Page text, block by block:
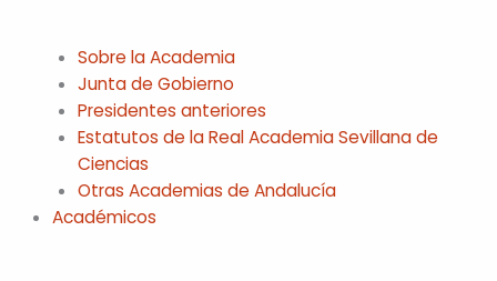
Sobre la Academia
Junta de Gobierno
Presidentes anteriores
Estatutos de la Real Academia Sevillana de
Ciencias
Otras Academias de Andalucía
Académicos